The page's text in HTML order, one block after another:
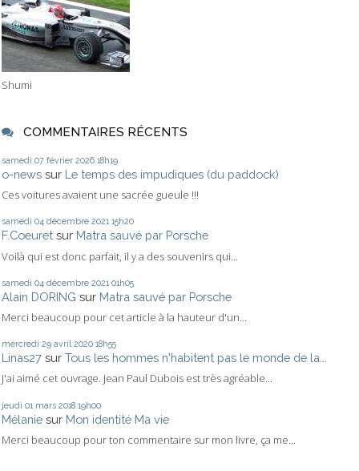
Shumi
COMMENTAIRES RÉCENTS
samedi 07 février 2026 18h19
o-news sur Le temps des impudiques (du paddock)
Ces voitures avaient une sacrée gueule !!!
samedi 04 décembre 2021 15h20
F.Coeuret sur Matra sauvé par Porsche
Voilà qui est donc parfait, il y a des souvenirs qui...
samedi 04 décembre 2021 01h05
Alain DORING sur Matra sauvé par Porsche
Merci beaucoup pour cet article à la hauteur d'un...
mercredi 29 avril 2020 18h55
Linas27 sur Tous les hommes n'habitent pas le monde de la...
J'ai aimé cet ouvrage. Jean Paul Dubois est très agréable...
jeudi 01 mars 2018 19h00
Mélanie sur Mon identité Ma vie
Merci beaucoup pour ton commentaire sur mon livre, ça me...